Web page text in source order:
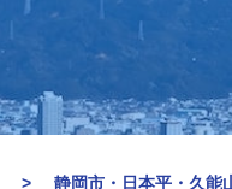
静岡市・日本平・久能